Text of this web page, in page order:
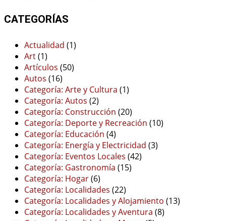
CATEGORÍAS
Actualidad (1)
Art(1)
Artículos (50)
Autos (16)
Categoría: Arte y Cultura (1)
Categoría: Autos (2)
Categoría: Construcción (20)
Categoría: Deporte y Recreación (10)
Categoría: Educación (4)
Categoría: Energía y Electricidad (3)
Categoría: Eventos Locales (42)
Categoría: Gastronomía (15)
Categoría: Hogar(6)
Categoría: Localidades (22)
Categoría: Localidades y Alojamiento (13)
Categoría: Localidades y Aventura (8)